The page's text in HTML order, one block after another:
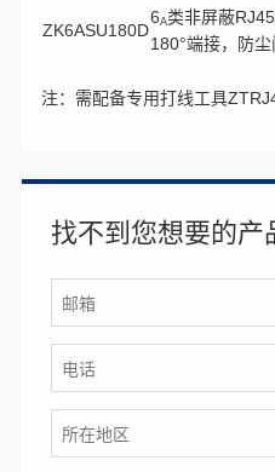
ZK6ASU180D
6A类非屏蔽
180°端接，防尘
注：需配备专用打线工具
找不到您想要的产